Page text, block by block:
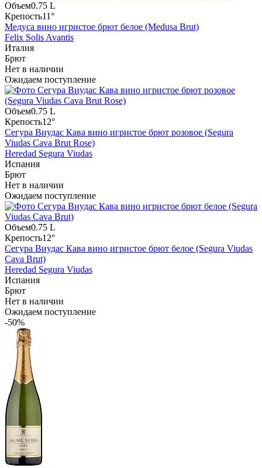
Объем0.75 L
Крепость11°
Медуса вино игристое брют белое (Medusa Brut)
Felix Solis Avantis
Италия
Брют
Нет в наличии
Ожидаем поступление
Объем0.75 L
Крепость12°
Сегура Виудас Кава вино игристое брют розовое (Segura
Viudas Cava Brut Rose)
Heredad Segura Viudas
Испания
Брют
Нет в наличии
Ожидаем поступление
Объем0.75 L
Крепость12°
Сегура Виудас Кава вино игристое брют белое (Segura Viudas
Cava Brut)
Heredad Segura Viudas
Испания
Брют
Нет в наличии
Ожидаем поступление
-50%